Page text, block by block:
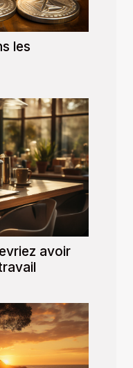
les
avoir